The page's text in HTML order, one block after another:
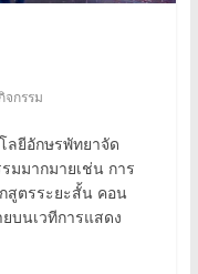
จกรรม
ลยีอักษรพัทยาจัด
มมากมายเช่น การ
สูตรระยะสั้น คอน
บนเวทีการแสดง